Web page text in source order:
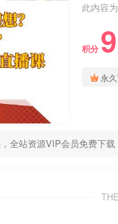
此内容
积分
永
全站资源VIP会员免费下载